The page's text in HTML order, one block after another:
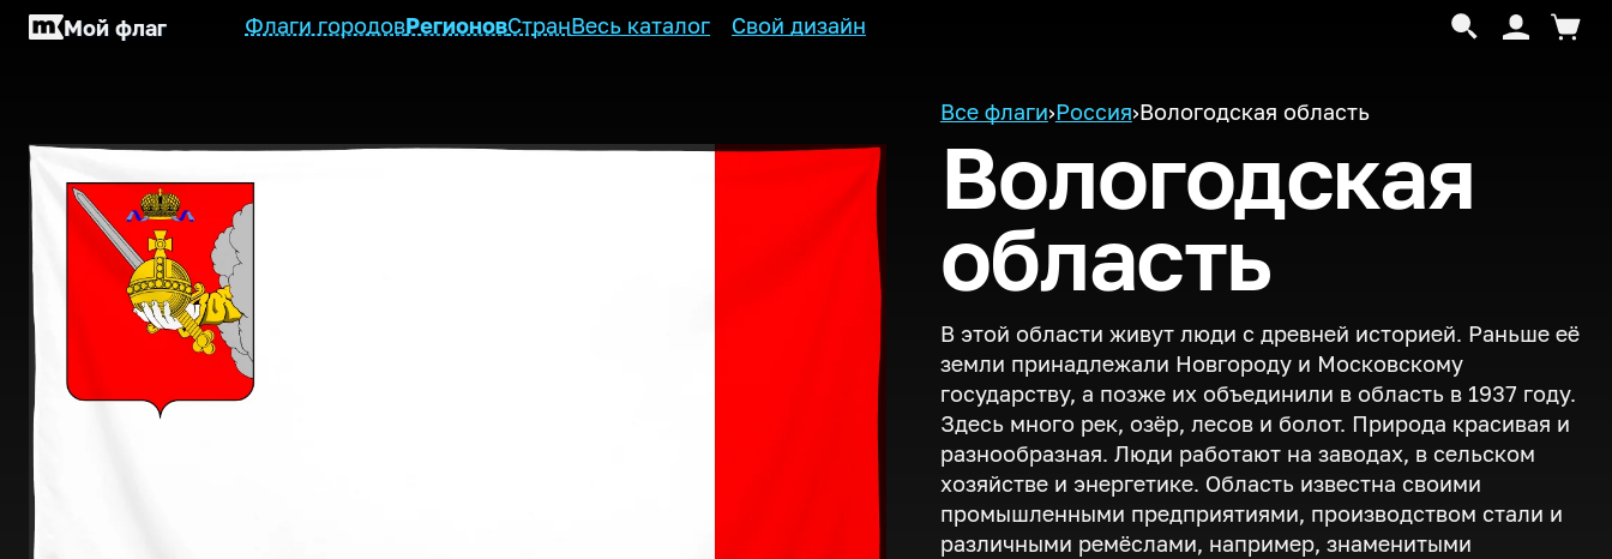
Мой флаг Флаги городовРегионовСтранВесь каталог Свой дизайн
Все флаги›Россия›Вологодская область
Вологодская
область
В этой области живут люди с древней историей. Раньше её
земли принадлежали Новгороду и Московскому
государству, а позже их объединили в область в 1937 году.
Здесь много рек, озёр, лесов и болот. Природа красивая и
разнообразная. Люди работают на заводах, в сельском
хозяйстве и энергетике. Область известна своими
промышленными предприятиями, производством стали и
различными ремёслами, например, знаменитыми